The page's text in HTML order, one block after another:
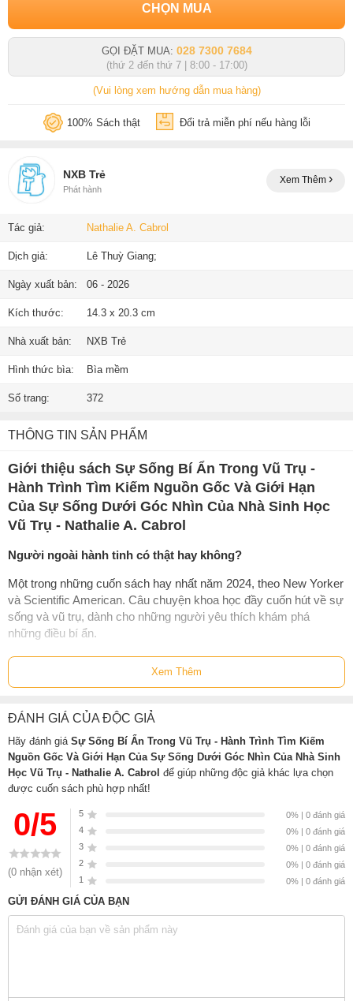
CHỌN MUA
GỌI ĐẶT MUA: 028 7300 7684
(thứ 2 đến thứ 7 | 8:00 - 17:00)
(Vui lòng xem hướng dẫn mua hàng)
100% Sách thật Đổi trả miễn phí nếu hàng lỗi
NXB Trẻ
Phát hành
Xem Thêm
Tác giả: Nathalie A. Cabrol
Dịch giả: Lê Thuỳ Giang;
Ngày xuất bản: 06 - 2026
Kích thước: 14.3 x 20.3 cm
Nhà xuất bản: NXB Trẻ
Hình thức bìa: Bìa mềm
Số trang: 372
THÔNG TIN SẢN PHẨM
Giới thiệu sách Sự Sống Bí Ẩn Trong Vũ Trụ -
Hành Trình Tìm Kiếm Nguồn Gốc Và Giới Hạn
Của Sự Sống Dưới Góc Nhìn Của Nhà Sinh Học
Vũ Trụ - Nathalie A. Cabrol
Người ngoài hành tinh có thật hay không?
Một trong những cuốn sách hay nhất năm 2024, theo New Yorker
và Scientific American. Câu chuyện khoa học đầy cuốn hút về sự
sống và vũ trụ, dành cho những người yêu thích khám phá
những điều bí ẩn.
Trong cuốn sách này, nhà sinh học vũ trụ Nathalie Cabrol sẽ đưa
chúng ta vào hành trình ngoạn mục xuyên không gian thời gian
nhất: Có sự sống ở bên ngoài Trái đất hay không?
Xem Thêm
ĐÁNH GIÁ CỦA ĐỘC GIẢ
Hãy đánh giá Sự Sống Bí Ẩn Trong Vũ Trụ - Hành Trình Tìm Kiếm
Nguồn Gốc Và Giới Hạn Của Sự Sống Dưới Góc Nhìn Của Nhà Sinh
Học Vũ Trụ - Nathalie A. Cabrol để giúp những độc giả khác lựa chọn
được cuốn sách phù hợp nhất!
0/5
(0 nhận xét)
5
0% | 0 đánh giá
4
0% | 0 đánh giá
3
0% | 0 đánh giá
2
0% | 0 đánh giá
1
0% | 0 đánh giá
GỬI ĐÁNH GIÁ CỦA BẠN